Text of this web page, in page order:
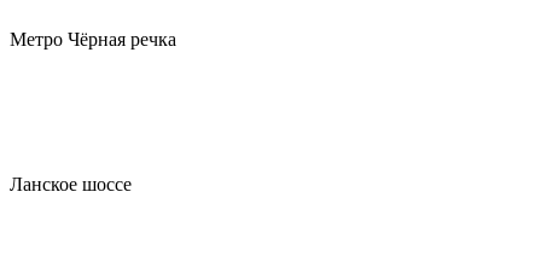
Метро Чёрная речка
Ланское шоссе